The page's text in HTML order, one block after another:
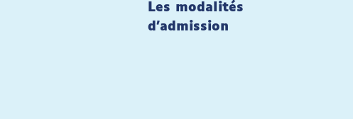
Les modalités
d'admission